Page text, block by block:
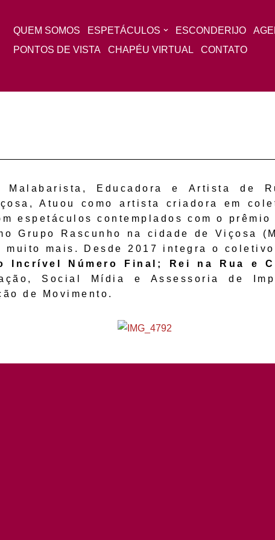
QUEM SOMOS ESPETÁCULOS ESCONDERIJO
PONTOS DE VISTA
CHAPÉU VIRTUAL CONTATO
Malabarista, Educadora e Artista de
Atuou como artista criadora em
espetáculos contemplados com o
Grupo Rascunho na cidade de Viçosa
muito mais. Desde 2017 integra o coletivo
Incrível Número Final; Rei na Rua e
Social Mídia e Assessoria de
de Movimento.